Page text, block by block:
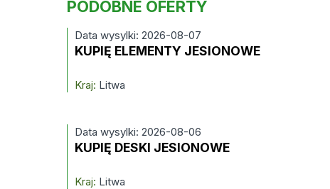
PODOBNE OFERTY
Data wysylki: 2026-08-07
KUPIĘ ELEMENTY JESIONOWE
Kraj: Litwa
Data wysylki: 2026-08-06
KUPIĘ DESKI JESIONOWE
Kraj: Litwa